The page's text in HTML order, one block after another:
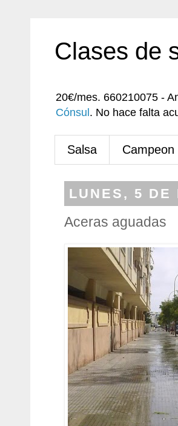
Clases de
20€/mes. 660210075 -
Cónsul . No hace falta
Salsa
LUNES, 5 DE
Aceras aguadas